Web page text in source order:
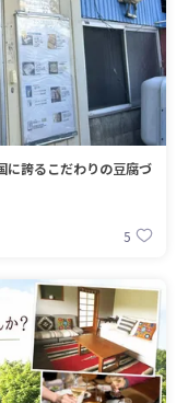
に誇るこだわりの豆腐づ
5